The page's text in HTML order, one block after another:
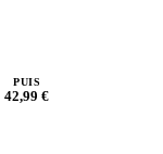
PUIS
42,99 €